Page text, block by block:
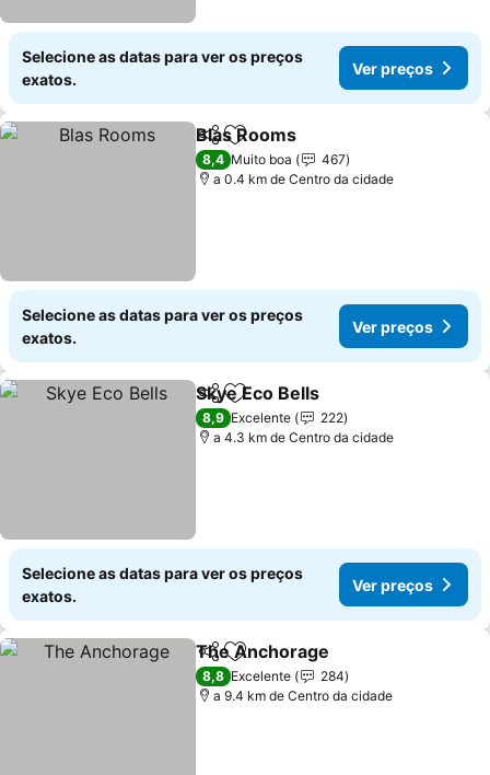
Selecione as datas para ver os preços
exatos.
Ver preços
PartilharAdicionar aos favoritos
Blas Rooms
8,4 Muito boa
467
a 0.4 km de Centro da cidade
Selecione as datas para ver os preços
exatos.
Ver preços
PartilharAdicionar aos favoritos
Skye Eco Bells
8,9 Excelente
222
a 4.3 km de Centro da cidade
Selecione as datas para ver os preços
exatos.
Ver preços
PartilharAdicionar aos favoritos
The Anchorage
8,8 Excelente
284
a 9.4 km de Centro da cidade